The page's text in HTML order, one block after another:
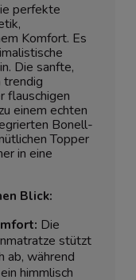
perfekte
Komfort. Es
Die sanfte,
trendig
flauschigen
einem echten
Bonell-
Topper
in eine
Blick:
Die
stützt
ab, während
himmlisch